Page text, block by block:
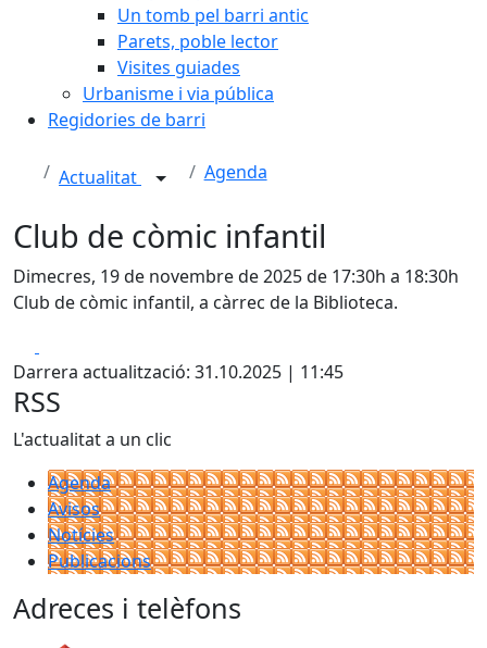
Un tomb pel barri antic
Parets, poble lector
Visites guiades
Urbanisme i via pública
Regidories de barri
Actualitat Agenda
Club de còmic infantil
Dimecres, 19 de novembre de 2025 de 17:30h a 18:30h
Club de còmic infantil, a càrrec de la Biblioteca.
Darrera actualització: 31.10.2025 | 11:45
RSS
L'actualitat a un clic
Agenda
Avisos
Notícies
Publicacions
Adreces i telèfons